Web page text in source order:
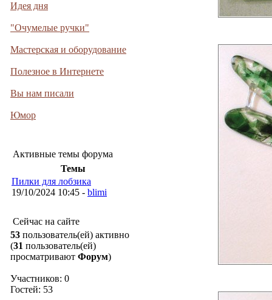
Идея дня
"Очумелые ручки"
Мастерская и оборудование
Полезное в Интернете
Вы нам писали
Юмор
Активные темы форума
Темы
Пилки для лобзика
19/10/2024 10:45 - blimi
Сейчас на сайте
53 пользователь(ей) активно
(31 пользователь(ей)
просматривают Форум)
Участников: 0
Гостей: 53